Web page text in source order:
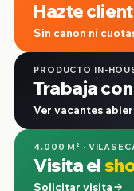
Hazte
Sin canon ni
PRODUCTO IN-
Trabaja
Ver vacantes
4.000 M² ·
Visita el
Solicitar visita